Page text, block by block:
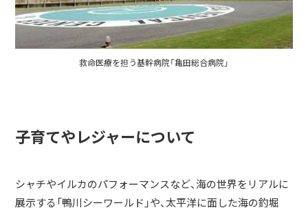
救命医療を担う基幹病院「亀田総合病院」
子育てやレジャーについて
シャチやイルカのパフォーマンスなど、海の世界をリアルに
展示する「鴨川シーワールド」や、太平洋に面した海の釣堀